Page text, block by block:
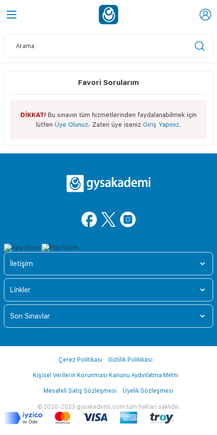
Favori Sorularım
DİKKAT! Bu sınavın tüm hizmetlerinden faydalanabilmek için
lütfen Üye Olunuz. Zaten üye iseniz Giriş Yapınız.
İletişim
Linkler
Son Sınavlar
© 2020-2023 gysakademi.com tüm hakları saklıdır.
Çerez Politikası Gizlilik Politikası
Kişisel Verilerin Korunması Kanunu Aydınlatma Metni
Mesafeli Satış Sözleşmesi Üyelik Sözleşmesi